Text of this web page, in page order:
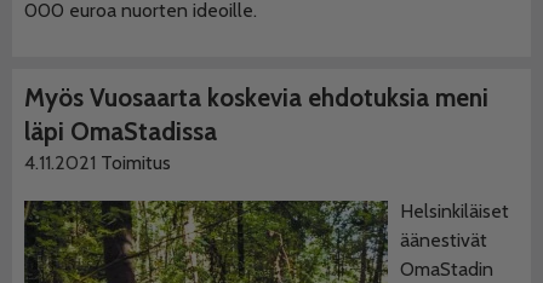
000 euroa nuorten ideoille.
Myös Vuosaarta koskevia ehdotuksia meni
läpi OmaStadissa
4.11.2021 Toimitus
Helsinkiläiset
äänestivät
OmaStadin